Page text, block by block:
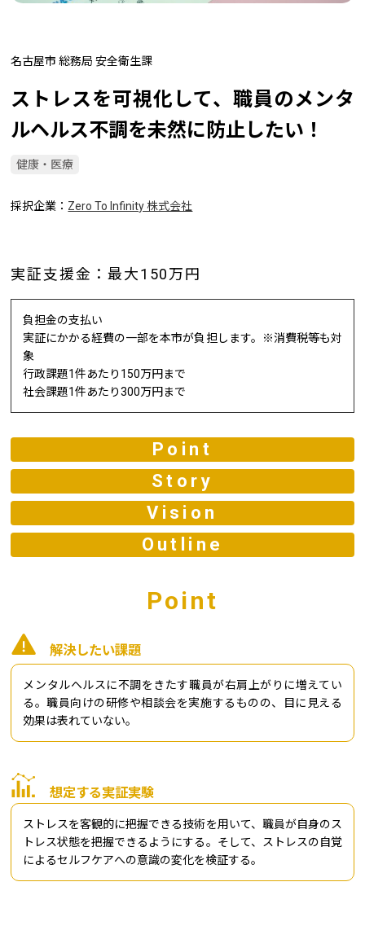
名古屋市 総務局 安全衛生課
ストレスを可視化して、職員のメンタ
ルヘルス不調を未然に防止したい！
健康・医療
採択企業 Zero To Infinity 株式会社
実証支援金：最大150万円
負担金の支払い
実証にかかる経費の一部を本市が負担します。※消費税等も対
象
行政課題1件あたり150万円まで
社会課題1件あたり300万円まで
Point
Story
Vision
Outline
Point
解決したい課題
メンタルヘルスに不調をきたす職員が右肩上がりに増えてい
る。職員向けの研修や相談会を実施するものの、目に見える
効果は表れていない。
想定する実証実験
ストレスを客観的に把握できる技術を用いて、職員が自身のス
トレス状態を把握できるようにする。そして、ストレスの自覚
によるセルフケアへの意識の変化を検証する。